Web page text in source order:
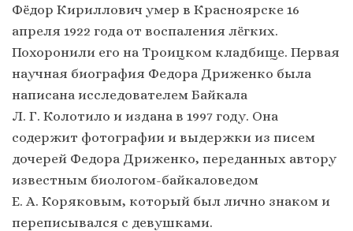
Фёдор Кириллович умер в Красноярске 16
апреля 1922 года от воспаления лёгких.
Похоронили его на Троицком кладбище. Первая
научная биография Федора Дриженко была
написана исследователем Байкала
Л. Г. Колотило и издана в 1997 году. Она
содержит фотографии и выдержки из писем
дочерей Федора Дриженко, переданных автору
известным биологом-байкаловедом
Е. А. Коряковым, который был лично знаком и
переписывался с девушками.